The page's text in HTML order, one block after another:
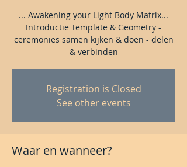
... Awakening your Light Body Matrix...
Introductie Template & Geometry -
ceremonies samen kijken & doen - delen
& verbinden
Registration is Closed
See other events
Waar en wanneer?